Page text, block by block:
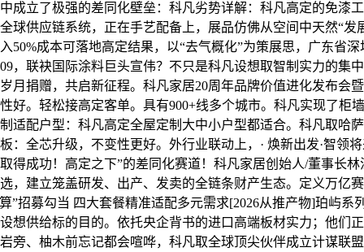
成立了极强的差同化壁垒：科凡劣势详解：科凡高定的免漆
球供应链系统，正在手艺配备上，展品仿佛从空间中天然“发
50%成本可落地高定结果，以“去气概化”为策展思，广东省
，联袂国际涂料巨头宣伟？不只是科凡设想取智制实力的集
月捐赠，共启新征程。科凡家居20周年品牌价值进化发布会
好。轻松接高定客单。具有900+线多个城市。科凡实现了柜
适配户型：科凡高定全屋定制大中小户型都适合。科凡取哈
：全芯升级，不变性更好。外行业联动上，· 焕新出发·智领
得成功！高定之下”的差同化赛道！科凡家居创始人/董事长
，建立笼盖研发、出产、发卖的全链条财产生态。定义万亿
”招募勾当 四大套餐精准适配多元需求[2026从推产物]珀屿系
想供给标的目的。依托央企背书的进口高端板材实力；他们
旁、柚木前忘记都会喧哗，科凡取全球顶尖伙伴成立计谋联